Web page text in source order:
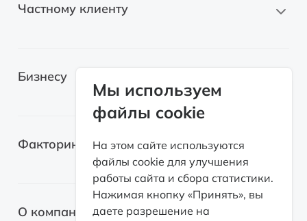
Частному клиенту
Автомобили с пробегом
Электромобили
Лизинг для самозанятых
Возвратный лизинг
Бизнесу
Легковые автомобили
Грузовые автомобили
Оборудование
Факторинг
О компании
Мы используем
файлы cookie
На этом сайте используются
файлы cookie для улучшения
работы сайта и сбора статистики.
Нажимая кнопку «Принять», вы
даете разрешение на